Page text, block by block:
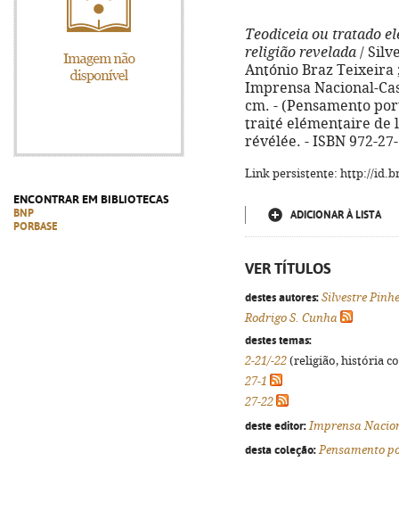
ENCONTRAR EM BIBLIOTECAS
BNP
PORBASE
Teodiceia ou tratado
religião revelada /
António Braz Teixeira
Imprensa Nacional-
cm. - (Pensamento
traité elémentaire de
révélée. - ISBN 972-
Link persistente: http://
ADICIONAR À LISTA
VER TÍTULOS
destes autores: Silvestre
Rodrigo S. Cunha
destes temas:
2-21/-22 (religião, história
27-1
27-22
deste editor: Imprensa
desta coleção: Pensamento